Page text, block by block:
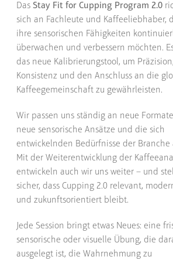
Das Stay Fit for Cupping Program 2.0
sich an Fachleute und Kaffeeliebhaber,
ihre sensorischen Fähigkeiten
überwachen und verbessern möchten.
das neue Kalibrierungstool, um Präzision,
Konsistenz und den Anschluss an die
Kaffeegemeinschaft zu gewährleisten.
Wir passen uns ständig an neue
neue sensorische Ansätze und die sich
entwickelnden Bedürfnisse der Branche
Mit der Weiterentwicklung der
entwickeln auch wir uns weiter – und
sicher, dass Cupping 2.0 relevant,
und zukunftsorientiert bleibt.
Jede Session bringt etwas Neues: eine
sensorische oder visuelle Übung, die
ausgelegt ist, die Wahrnehmung zu